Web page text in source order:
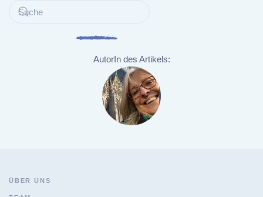
AutorIn des Artikels:
ÜBER UNS